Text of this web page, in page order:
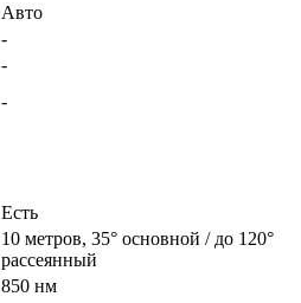
Авто
-
-
-
Есть
10 метров, 35° основной / до 120°
рассеянный
850 нм